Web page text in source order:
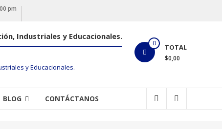
pm
0 TOTAL
$0,00
Industriales y Educacionales.
BLOG CONTÁCTANOS